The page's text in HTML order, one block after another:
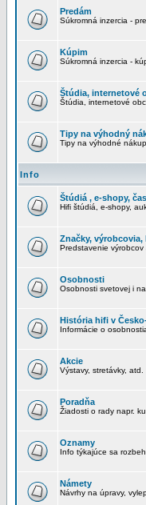
Predám
Súkromná inzercia -
Kúpim
Súkromná inzercia -
Štúdia, internetové
Štúdia, internetové
Tipy na výhodný
Tipy na výhodné
Info
Štúdiá , e-shopy,
Hifi štúdiá, e-shopy,
Značky,
Predstavenie
Osobnosti
Osobnosti svetovej i
História hifi v
Informácie o
Akcie
Výstavy, stretávky, atd.
Poradňa
Žiadosti o rady napr.
Oznamy
Info týkajúce sa
Námety
Návrhy na úpravy,